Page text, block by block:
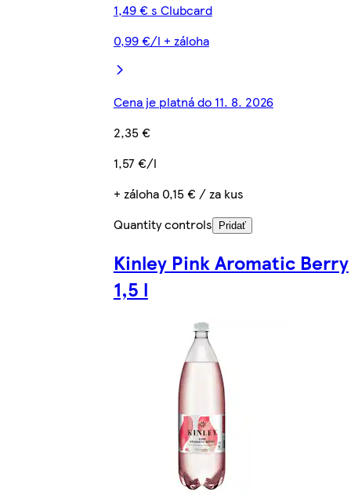
1,49 € s Clubcard
0,99 €/l + záloha
Cena je platná do 11. 8. 2026
2,35 €
1,57 €/l
+ záloha 0,15 € / za kus
Quantity controls
Pridať
Kinley Pink Aromatic Berry
1,5 l